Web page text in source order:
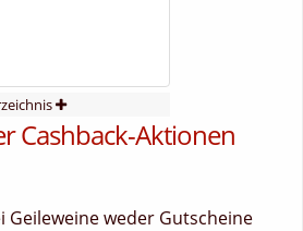
Cashback-Aktionen
Geileweine weder Gutscheine